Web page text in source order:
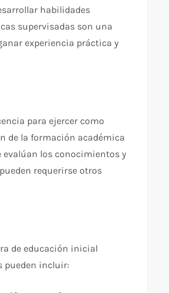
habilidades
supervisadas son una
experiencia práctica y
para ejercer como
de la formación académica
evalúan los conocimientos y
requerirse otros
de educación inicial
pueden incluir: